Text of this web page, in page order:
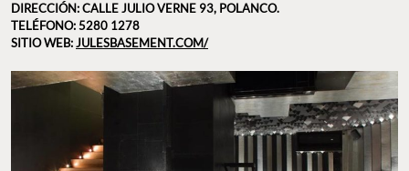
DIRECCIÓN: CALLE JULIO VERNE 93, POLANCO.
TELÉFONO: 5280 1278
SITIO WEB:JULESBASEMENT.COM/